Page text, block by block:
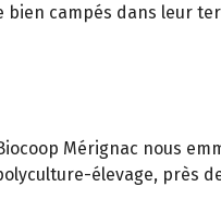
campés dans leur
Mérignac nous
élevage, près